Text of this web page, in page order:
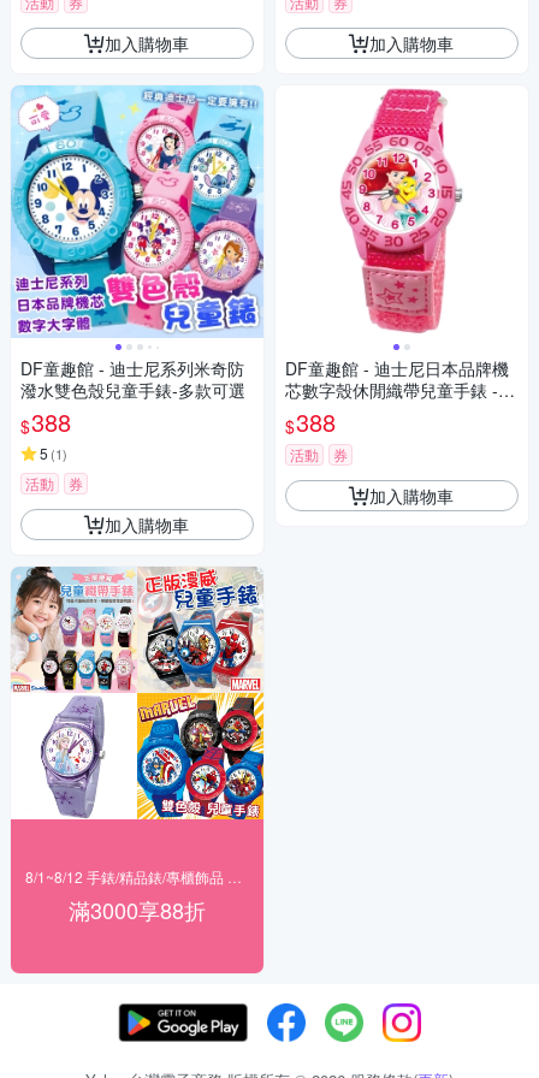
加入購物車
DF童趣館 - 迪士尼系列米奇防
潑水雙色殼兒童手錶-多款可選
$388
5 (1)
活動 券
加入購物車
滿3000享88折
加入購物車
DF童趣館 - 迪士尼日本品牌機
芯數字殼休閒織帶兒童手錶 -
多款可選
$388
活動 券
加入購物車